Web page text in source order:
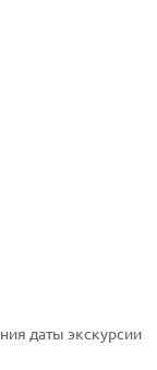
даты экскурсии